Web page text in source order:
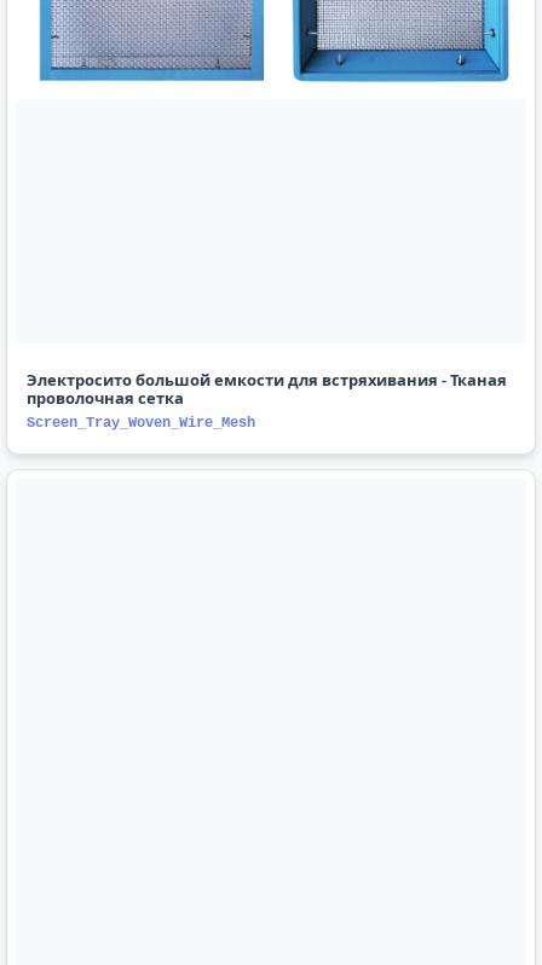
Электросито большой емкости для встряхивания - Тканая
проволочная сетка
Screen_Tray_Woven_Wire_Mesh